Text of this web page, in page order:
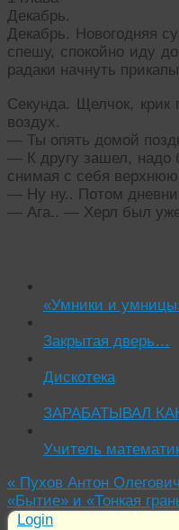
Декабрь.
Декабрь. Новогодняя
спешу, спокойно иду
радаки начнуть
Секунда. Щелчок,
воздух.
— Ты опять домой
— К другу зашел, надо
снимая с себя
— Ну ну.. Потом
— Ага.. — Херл был уже
«Умники и
Закрытая дверь…
Дискотека
ЗАРАБАТЫВАЛ
Учитель
« Пухов Антон
«Бытие» и «Тонкая
Login